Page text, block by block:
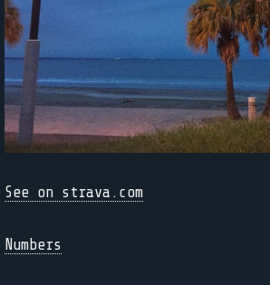
See on strava.com
Numbers